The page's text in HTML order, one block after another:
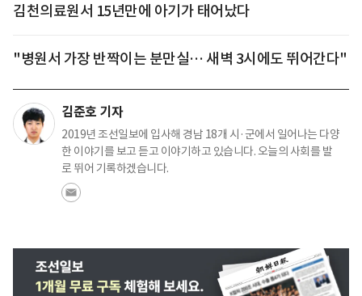
김천의료원서 15년만에 아기가 태어났다
"병원서 가장 반짝이는 분만실… 새벽 3시에도 뛰어간다"
김준호 기자
2019년 조선일보에 입사해 경남 18개 시·군에서 일어나는 다양
한 이야기를 보고 듣고 이야기하고 있습니다. 오늘의 사회를 발
로 뛰어 기록하겠습니다.